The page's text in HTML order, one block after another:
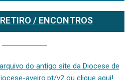
/ ENCONTROS
do antigo site da Diocese de
aveiro.pt/v2 ou clique aqui!